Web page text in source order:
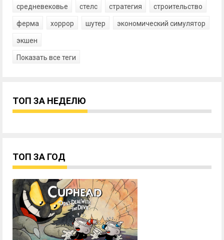
средневековье стелс стратегия строительство
ферма хоррор шутер экономический симулятор
экшен
Показать все теги
ТОП ЗА НЕДЕЛЮ
ТОП ЗА ГОД